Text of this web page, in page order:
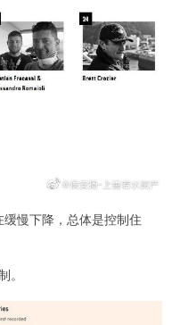
缓慢下降，总体是控制住